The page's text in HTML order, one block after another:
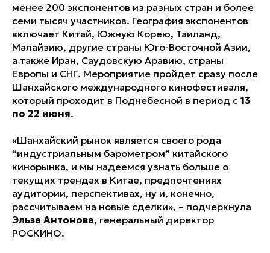
менее 200 экспонентов из разных стран и более
семи тысяч участников. География экспонентов
включает Китай, Южную Корею, Таиланд,
Малайзию, другие страны Юго-Восточной Азии,
а также Иран, Саудовскую Аравию, страны
Европы и СНГ. Мероприятие пройдет сразу после
Шанхайского международного кинофестиваля,
который проходит в Поднебесной в период с 13
по 22 июня.
«Шанхайский рынок является своего рода
“индустриальным барометром” китайского
кинорынка, и мы надеемся узнать больше о
текущих трендах в Китае, предпочтениях
аудитории, перспективах, ну и, конечно,
рассчитываем на новые сделки», – подчеркнула
Эльза Антонова, генеральный директор
РОСКИНО.